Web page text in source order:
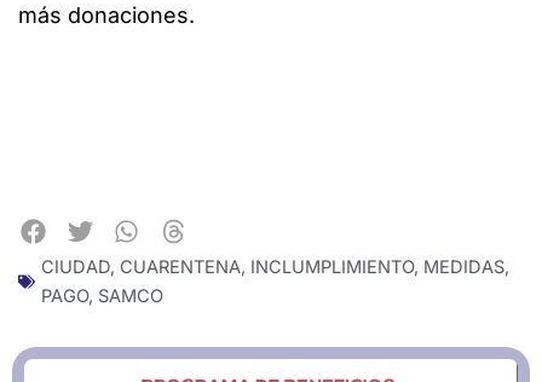
más donaciones.
CIUDAD, CUARENTENA, INCLUMPLIMIENTO, MEDIDAS,
PAGO, SAMCO